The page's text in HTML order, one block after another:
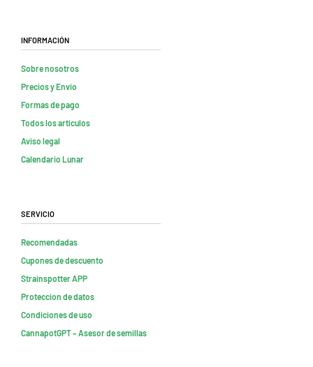
Información
Sobre nosotros
Precios y Envio
Formas de pago
Todos los artículos
Aviso legal
Calendario Lunar
Servicio
Recomendadas
Cupones de descuento
Strainspotter APP
Proteccion de datos
Condiciones de uso
CannapotGPT – Asesor de semillas